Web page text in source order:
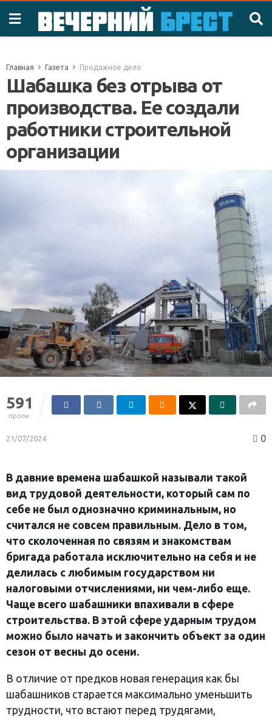
Главная Газета Продажное дело
Шабашка без отрыва от
производства. Ее создали
работники строительной
организации
591
просм.
21/07/2024 0
В давние времена шабашкой называли такой
вид трудовой деятельности, который сам по
себе не был однозначно криминальным, но
считался не совсем правильным. Дело в том,
что сколоченная по связям и знакомствам
бригада работала исключительно на себя и не
делилась с любимым государством ни
налоговыми отчислениями, ни чем-либо еще.
Чаще всего шабашники впахивали в сфере
строительства. В этой сфере ударным трудом
можно было начать и закончить объект за один
сезон от весны до осени.
В отличие от предков новая генерация как бы
шабашников старается максимально уменьшить
трудности, что встают перед трудягами,